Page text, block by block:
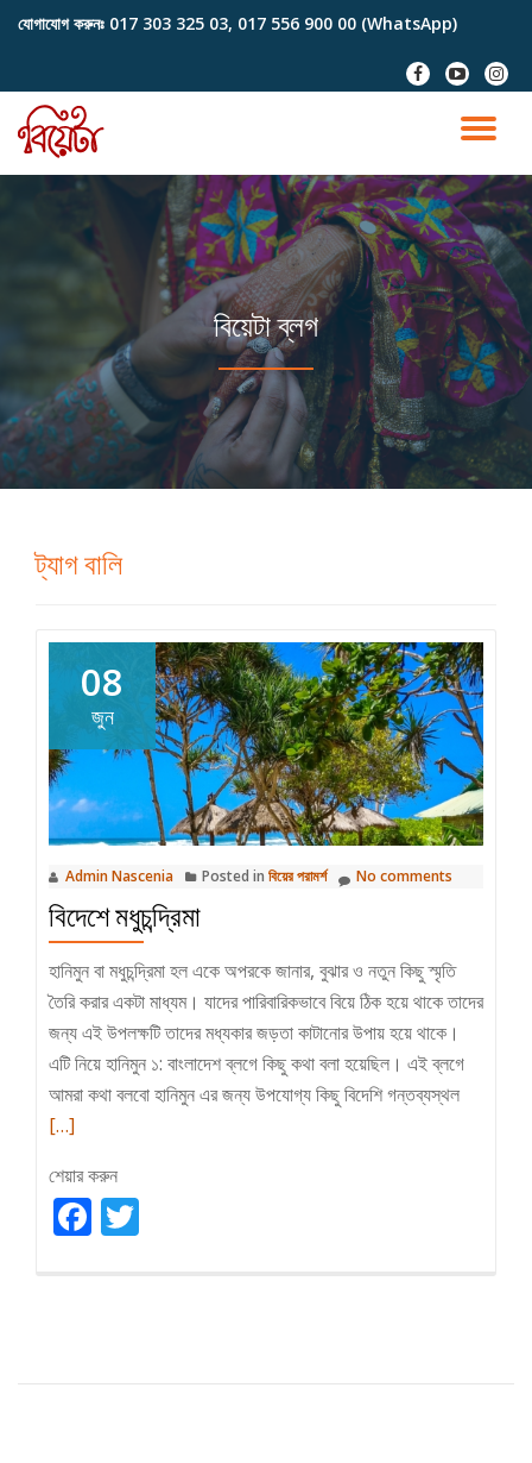
content
যোগাযোগ করুনঃ 017 303 325 03, 017 556 900 00 (WhatsApp)
fa-
facebook
fa-
youtube-
play
fa-
বিয়েটা ব্লগ
ট্যাগবালি
08
জুন
Admin Nascenia Posted in বিয়ের পরামর্শ No comments
বিদেশে মধুচন্দ্রিমা
হানিমুন বা মধুচন্দ্রিমা হল একে অপরকে জানার, বুঝার ও নতুন কিছু স্মৃতি
তৈরি করার একটা মাধ্যম। যাদের পারিবারিকভাবে বিয়ে ঠিক হয়ে থাকে তাদের
জন্য এই উপলক্ষটি তাদের মধ্যকার জড়তা কাটানোর উপায় হয়ে থাকে।
এটি নিয়ে হানিমুন ১: বাংলাদেশ ব্লগে কিছু কথা বলা হয়েছিল। এই ব্লগে
আমরা কথা বলবো হানিমুন এর জন্য উপযোগ্য কিছু বিদেশি গন্তব্যস্থলRead
[…]
শেয়ার করুন
Facebook